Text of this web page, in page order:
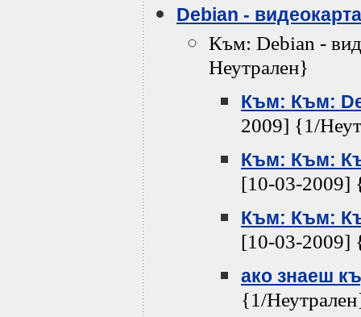
Debian -
Към: Debian -
Неутрален}
Към: Към:
2009] {1/
Към: Към:
[10-03-2009]
Към: Към:
[10-03-2009]
ако знаеш
{1/